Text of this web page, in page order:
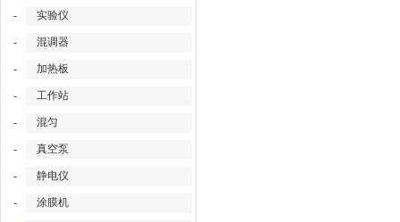
- 实验仪
- 混调器
- 加热板
- 工作站
- 混匀
- 真空泵
- 静电仪
- 涂膜机